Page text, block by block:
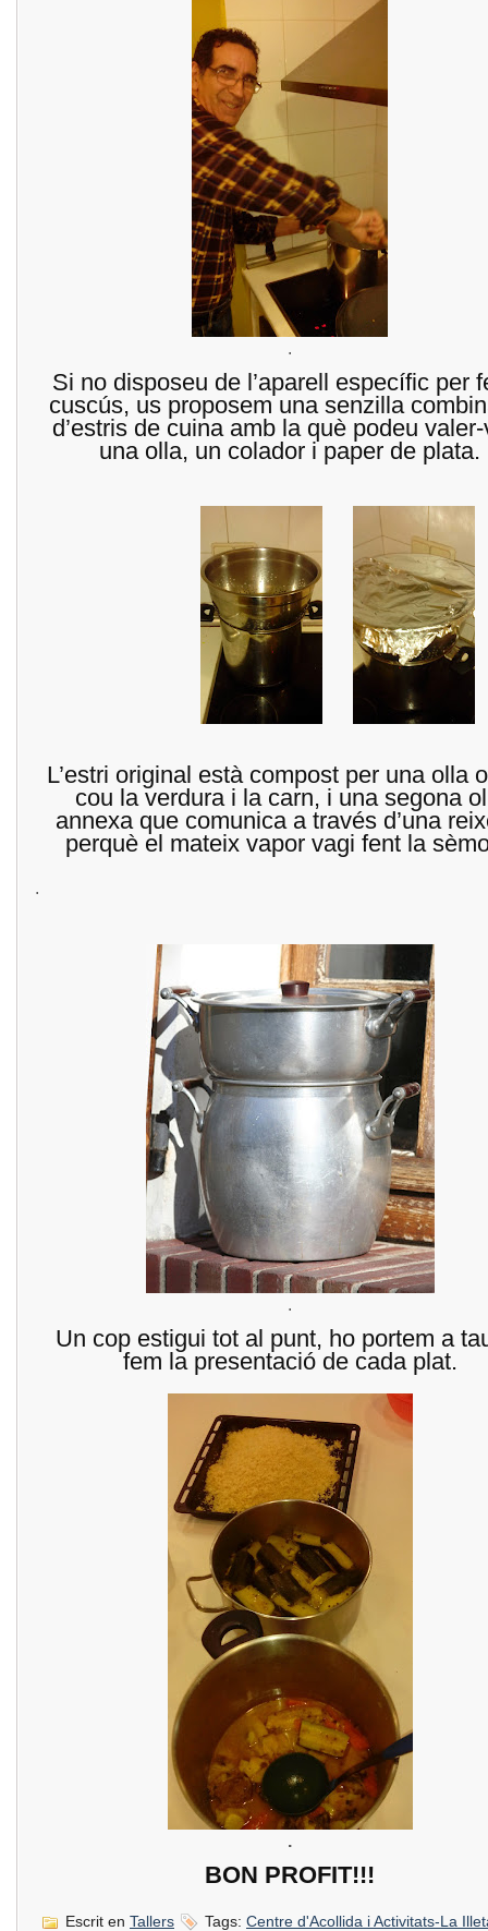
Si no disposeu de l’aparell específic per
cuscús, us proposem una senzilla
d’estris de cuina amb la què podeu
una olla, un colador i paper de plata.
L’estri original està compost per una olla
cou la verdura i la carn, i una segona
annexa que comunica a través d’una
perquè el mateix vapor vagi fent la
Un cop estigui tot al punt, ho portem a
fem la presentació de cada plat.
.
BON PROFIT!!!
Escrit en Tallers Tags: Centre d'Acollida i Activitats-La